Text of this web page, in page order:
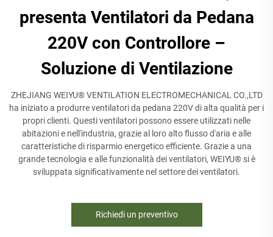
presenta Ventilatori da Pedana
220V con Controllore –
Soluzione di Ventilazione
ZHEJIANG WEIYU® VENTILATION ELECTROMECHANICAL CO.,LTD
ha iniziato a produrre ventilatori da pedana 220V di alta qualità per i
propri clienti. Questi ventilatori possono essere utilizzati nelle
abitazioni e nell'industria, grazie al loro alto flusso d'aria e alle
caratteristiche di risparmio energetico efficiente. Grazie a una
grande tecnologia e alle funzionalità dei ventilatori, WEIYU® si è
sviluppata significativamente nel settore dei ventilatori.
Richiedi un preventivo